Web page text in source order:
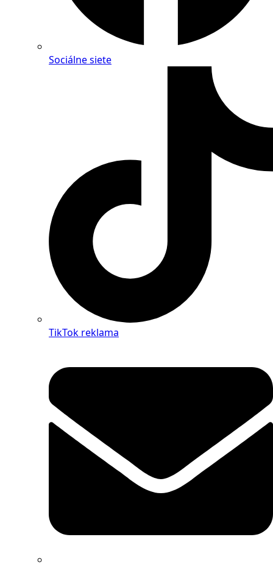
Sociálne siete
TikTok reklama